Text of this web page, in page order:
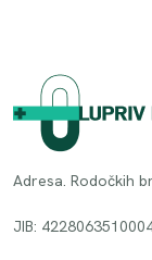
Adresa. Rodočkih
JIB: